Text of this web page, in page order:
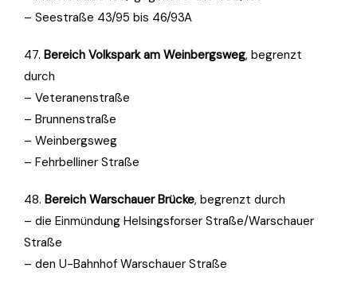
– Seestraße 43/95 bis 46/93A
47. Bereich Volkspark am Weinbergsweg, begrenzt
durch
– Veteranenstraße
– Brunnenstraße
– Weinbergsweg
– Fehrbelliner Straße
48. Bereich Warschauer Brücke, begrenzt durch
– die Einmündung Helsingsforser Straße/Warschauer
Straße
– den U-Bahnhof Warschauer Straße